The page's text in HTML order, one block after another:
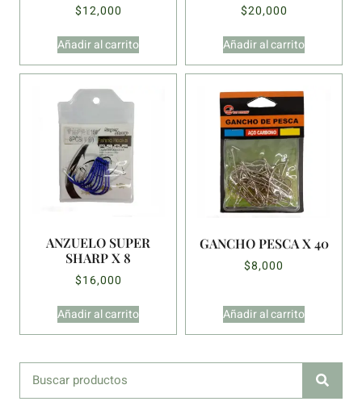
$12,000
Añadir al carrito
$20,000
Añadir al carrito
ANZUELO SUPER
SHARP X 8
$16,000
Añadir al carrito
GANCHO PESCA X 40
$8,000
Añadir al carrito